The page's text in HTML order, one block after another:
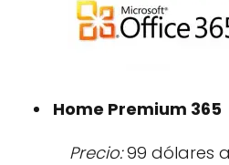
Home Premium 365
Precio:99 dólares